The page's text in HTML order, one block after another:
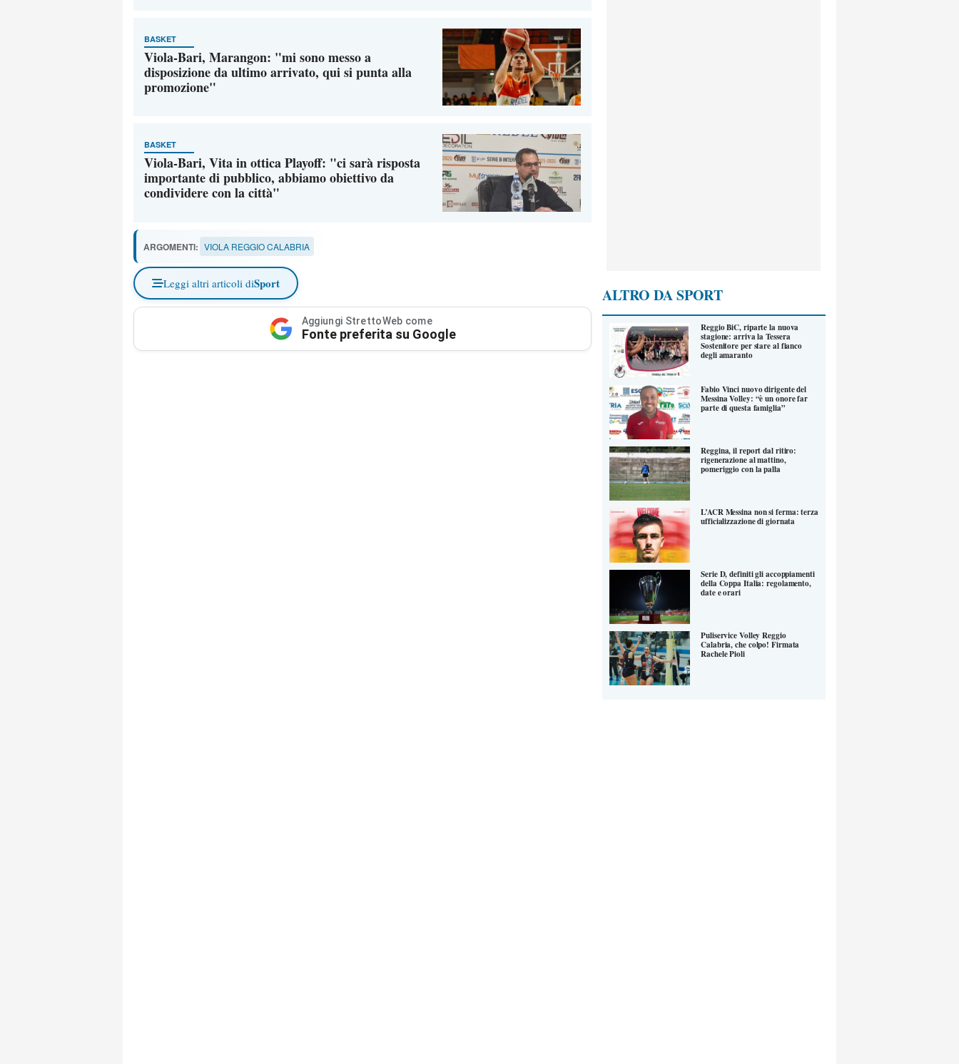
BASKET
Viola-Bari, Marangon: "mi sono messo a
disposizione da ultimo arrivato, qui si punta alla
promozione"
BASKET
Viola-Bari, Vita in ottica Playoff: "ci sarà risposta
importante di pubblico, abbiamo obiettivo da
condividere con la città"
ARGOMENTI: VIOLA REGGIO CALABRIA
Leggi altri articoli diSport
Aggiungi StrettoWeb come
Fonte preferita su Google
ALTRO DA SPORT
Reggio BiC, riparte la nuova
stagione: arriva la Tessera
Sostenitore per stare al fianco
degli amaranto
Fabio Vinci nuovo dirigente del
Messina Volley: “è un onore far
parte di questa famiglia”
Reggina, il report dal ritiro:
rigenerazione al mattino,
pomeriggio con la palla
L’ACR Messina non si ferma: terza
ufficializzazione di giornata
Serie D, definiti gli accoppiamenti
della Coppa Italia: regolamento,
date e orari
Puliservice Volley Reggio
Calabria, che colpo! Firmata
Rachele Pioli